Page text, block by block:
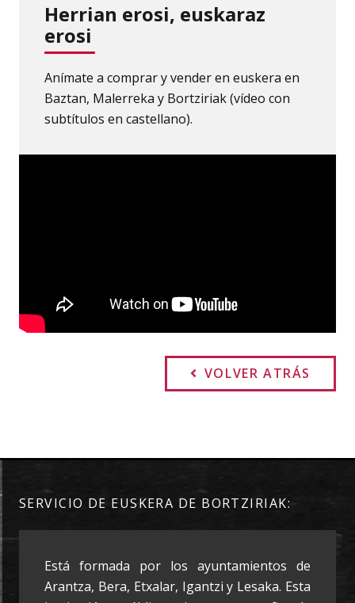
Herrian erosi, euskaraz
erosi
Anímate a comprar y vender en euskera en
Baztan, Malerreka y Bortziriak (vídeo con
subtítulos en castellano).
VOLVER ATRÁS
SERVICIO DE EUSKERA DE BORTZIRIAK:
Está formada por los ayuntamientos de
Arantza, Bera, Etxalar, Igantzi y Lesaka. Esta